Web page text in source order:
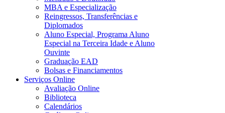
MBA e Especialização
Reingressos, Transferências e
Diplomados
Aluno Especial, Programa Aluno
Especial na Terceira Idade e Aluno
Ouvinte
Graduação EAD
Bolsas e Financiamentos
Serviços Online
Avaliação Online
Biblioteca
Calendários